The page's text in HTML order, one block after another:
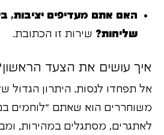
האם אתם מעדיפים יציבות,
שליחות? שירות זו הכתובת.
איך עושים את הצעד
אל תפחדו לנסות. היתרון הגדול
משוחררים הוא שאתם "לוחמים
לאתגרים, מסתגלים במהירות,